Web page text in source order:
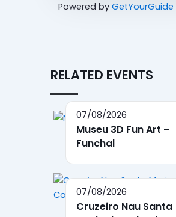
Powered by GetYourGuide
RELATED EVENTS
07/08/2026
Museu 3D Fun Art –
Funchal
07/08/2026
Cruzeiro Nau Santa